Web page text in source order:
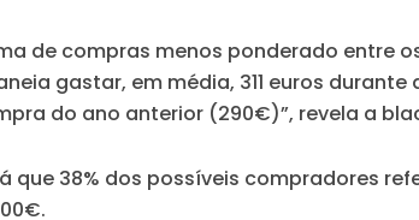
de compras menos ponderado entre
gastar, em média, 311 euros durante
do ano anterior (290€)”, revela a
que 38% dos possíveis compradores